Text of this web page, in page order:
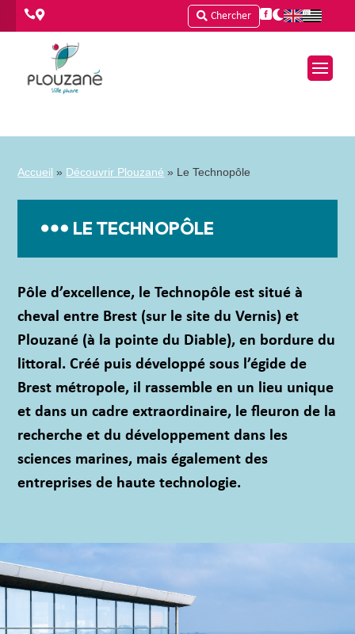
 Chercher  
Accueil » Découvrir Plouzané » Le Technopôle
LE TECHNOPÔLE
Pôle d’excellence, le Technopôle est situé à
cheval entre Brest (sur le site du Vernis) et
Plouzané (à la pointe du Diable), en bordure du
littoral. Créé puis développé sous l’égide de
Brest métropole, il rassemble en un lieu unique
et dans un cadre extraordinaire, le fleuron de la
recherche et du développement dans les
sciences marines, mais également des
entreprises de haute technologie.